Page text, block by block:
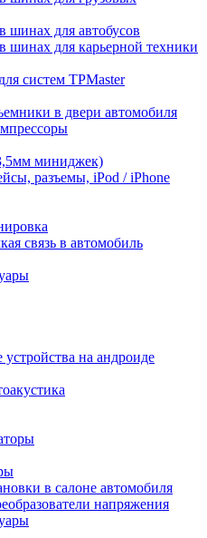
шинах для автобусов
шинах для карьерной техники
систем TPMaster
в двери автомобиля
миниджек)
разъемы, iPod / iPhone
связь в автомобиль
на андроиде
в салоне автомобиля
напряжения